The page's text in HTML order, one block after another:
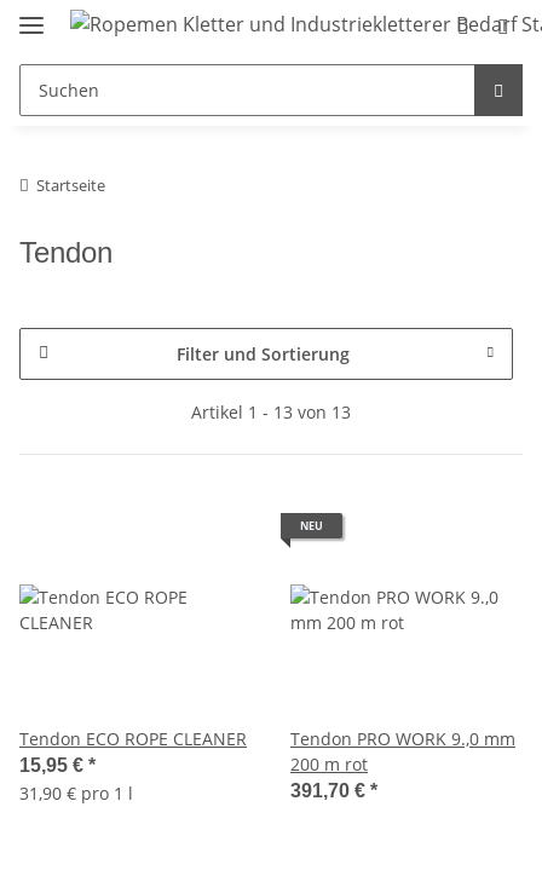
Startseite
Tendon
Filter und Sortierung
Artikel 1 - 13 von 13
Tendon ECO ROPE CLEANER
15,95 € *
31,90 € pro 1 l
NEU
Tendon PRO WORK 9.,0 mm
200 m rot
391,70 € *